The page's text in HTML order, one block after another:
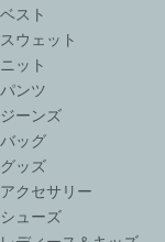
ベスト
スウェット
ニット
パンツ
ジーンズ
バッグ
グッズ
アクセサリー
シューズ